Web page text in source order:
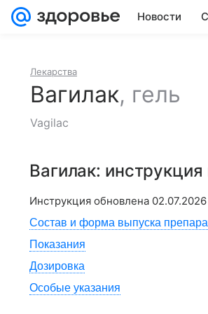
Новости
Лекарства
Вагилак, гель
Vagilac
Вагилак:
Инструкция обновлена 02.07.2026
Состав и форма выпуска
Показания
Дозировка
Особые указания